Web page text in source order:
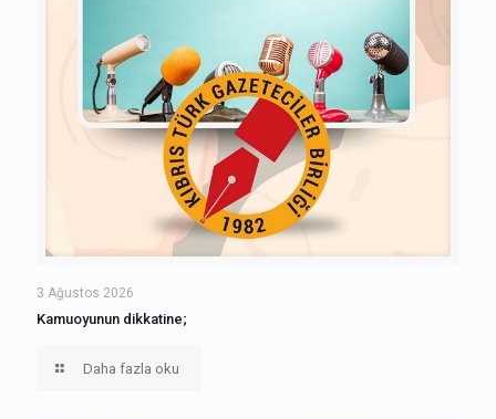
3 Ağustos 2026
Kamuoyunun dikkatine;
Daha fazla oku